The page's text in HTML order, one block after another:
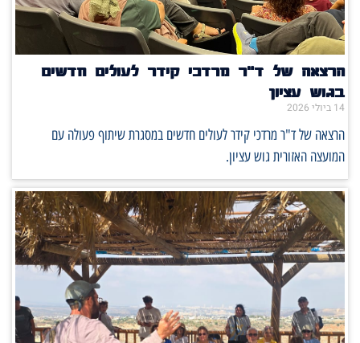
הרצאה של ד"ר מרדכי קידר לעולים חדשים
בגוש עציון
14 ביולי 2026
הרצאה של ד"ר מרדכי קידר לעולים חדשים במסגרת שיתוף פעולה עם
המועצה האזורית גוש עציון.